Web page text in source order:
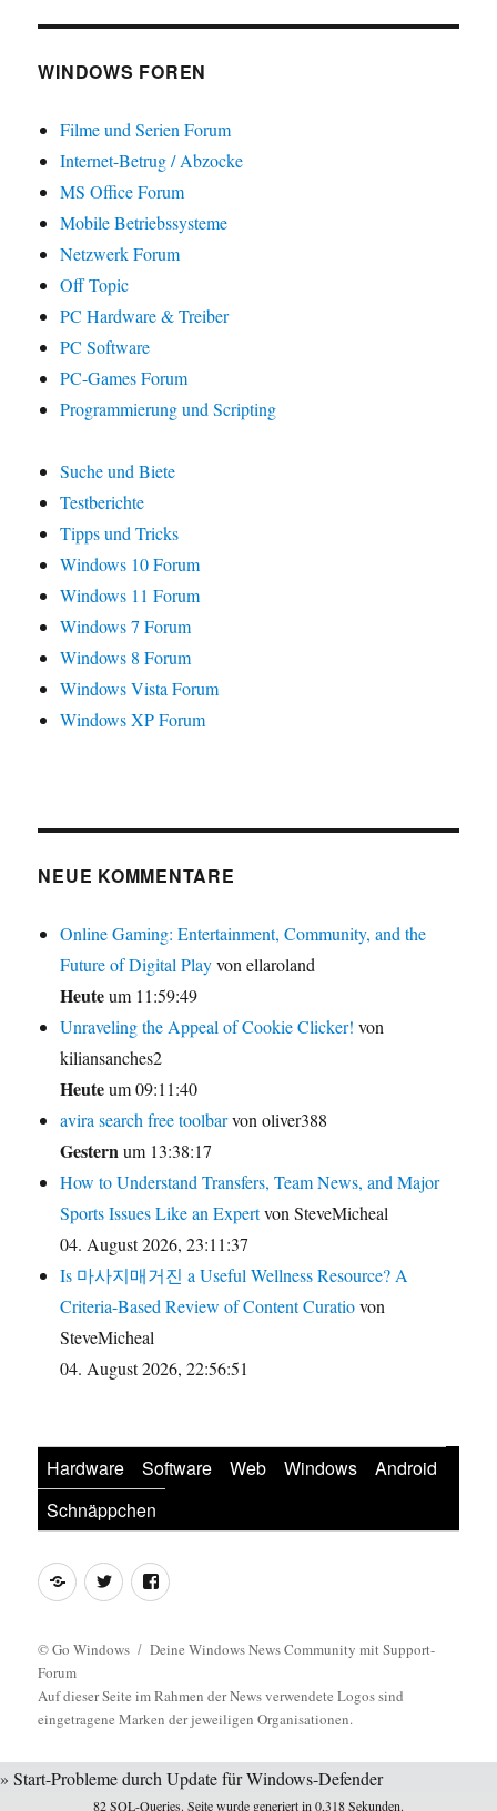
WINDOWS FOREN
Filme und Serien Forum
Internet-Betrug / Abzocke
MS Office Forum
Mobile Betriebssysteme
Netzwerk Forum
Off Topic
PC Hardware & Treiber
PC Software
PC-Games Forum
Programmierung und Scripting
Suche und Biete
Testberichte
Tipps und Tricks
Windows 10 Forum
Windows 11 Forum
Windows 7 Forum
Windows 8 Forum
Windows Vista Forum
Windows XP Forum
NEUE KOMMENTARE
Online Gaming: Entertainment, Community, and the
Future of Digital Playvon ellaroland
Heuteum 11:59:49
Unraveling the Appeal of Cookie Clicker! von
kiliansanches2
Heuteum 09:11:40
avira search free toolbarvon oliver388
Gesternum 13:38:17
How to Understand Transfers, Team News, and Major
Sports Issues Like an Expertvon SteveMicheal
04. August 2026, 23:11:37
Is 마사지매거진 a Useful Wellness Resource? A
Criteria-Based Review of Content Curatiovon
SteveMicheal
04. August 2026, 22:56:51
Hardware Software Web Windows
Android
Schnäppchen
Feed TwitterFacebook
©Go Windows
Deine Windows News Community mit Support-
Forum
Auf dieser Seite im Rahmen der News verwendete Logos sind
eingetragene Marken der jeweiligen Organisationen.
» Start-Probleme durch Update für Windows-Defender
82 SQL-Queries. Seite wurde generiert in 0,318 Sekunden.